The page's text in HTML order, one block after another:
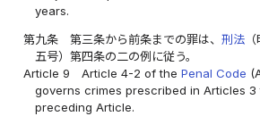
years.
第九条 第三条から前条までの罪は、刑法
五号）第四条の二の例に従う。
Article 9
Article 4-2 of thePenal Code
governs crimes prescribed in Articles 3
preceding Article.